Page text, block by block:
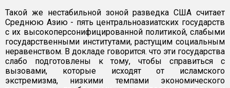
Такой же нестабильной зоной разведка США считает
Среднюю Азию - пять центральноазиатских государств
с их высокоперсонифицированной политикой, слабыми
государственными институтами, растущим социальным
неравенством. В докладе говорится. что эти государства
слабо подготовлены к тому, чтобы справиться с
вызовами, которые исходят от исламского
экстремизма, низкими темпами экономического